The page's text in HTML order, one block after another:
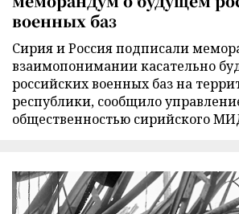
военных баз
Сирия и Россия подписали
взаимопонимании касательно
российских военных баз на
республики, сообщило
общественностью сирийского